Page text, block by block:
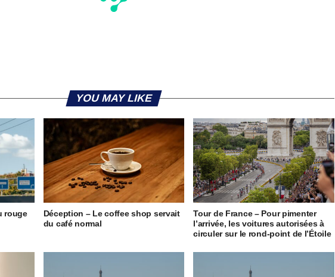
YOU MAY LIKE
rouge
Déception – Le coffee shop servait
du café normal
Tour de France – Pour pimenter
l’arrivée, les voitures autorisées à
circuler sur le rond-point de l’Étoile